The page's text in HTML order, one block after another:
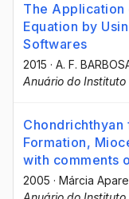
The Application
Equation by
Softwares
2015 · A. F.
Anuário do Instituto
Chondrichthyan
Formation,
with comments
2005 · Márcia